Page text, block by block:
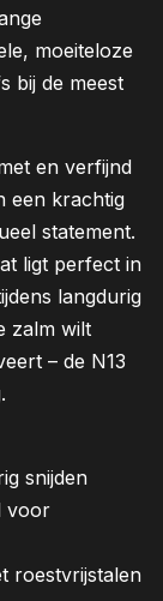
moeiteloze
bij de meest
en verfijnd
een krachtig
statement.
ligt perfect in
langdurig
zalm wilt
– de N13
snijden
voor
roestvrijstalen